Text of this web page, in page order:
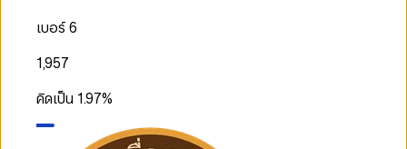
เบอร์ 6
1,957
คิดเป็น 1.97%